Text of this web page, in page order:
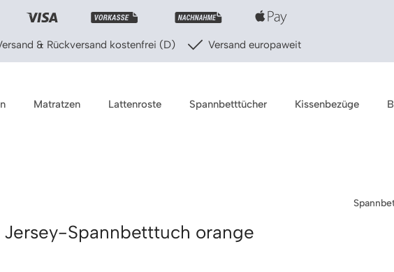
& Rückversand kostenfrei (D) Versand europaweit
Matratzen Lattenroste Spannbetttücher Kissenbezüge
Spannbetttuch orange